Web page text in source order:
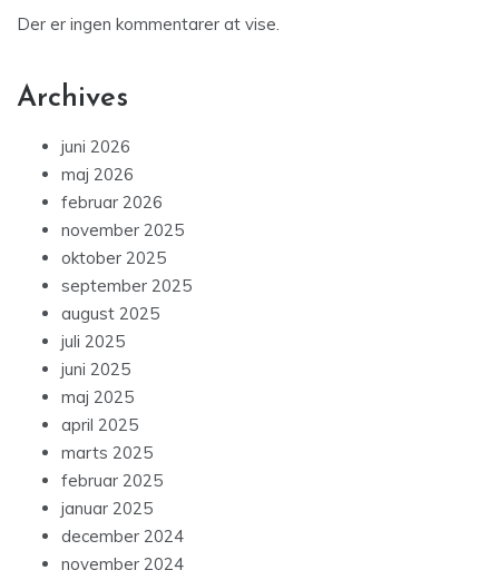
Der er ingen kommentarer at vise.
Archives
juni 2026
maj 2026
februar 2026
november 2025
oktober 2025
september 2025
august 2025
juli 2025
juni 2025
maj 2025
april 2025
marts 2025
februar 2025
januar 2025
december 2024
november 2024